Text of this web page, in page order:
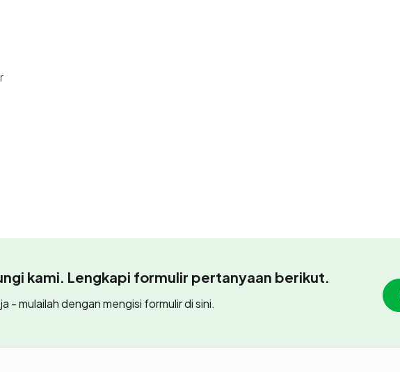
kami. Lengkapi formulir pertanyaan berikut.
- mulailah dengan mengisi formulir di sini.